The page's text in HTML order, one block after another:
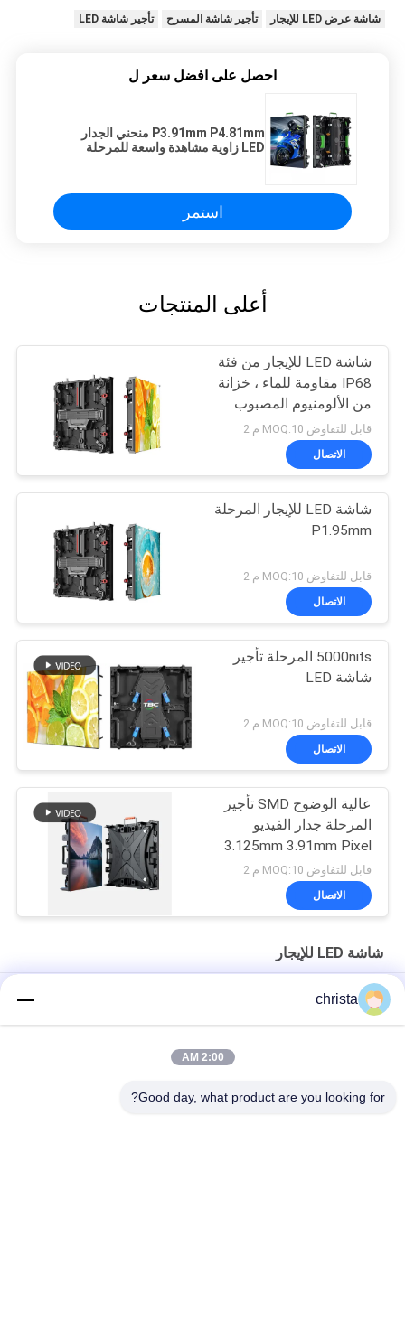
شاشة عرض LED للإيجار تأجير شاشة المسرح تأجير شاشة LED
احصل على افضل سعر ل
P3.91mm P4.81mm منحني الجدار
LED زاوية مشاهدة واسعة للمرحلة
استمر
أعلى المنتجات
شاشة LED للإيجار من فئة
IP68 مقاومة للماء ، خزانة
من الألومنيوم المصبوب
قابل للتفاوض MOQ:10 م 2
الاتصال
شاشة LED للإيجار المرحلة
P1.95mm
قابل للتفاوض MOQ:10 م 2
الاتصال
5000nits المرحلة تأجير
شاشة LED
قابل للتفاوض MOQ:10 م 2
الاتصال
عالية الوضوح SMD تأجير
المرحلة جدار الفيديو
3.125mm 3.91mm Pixel
Pitch
قابل للتفاوض MOQ:10 م 2
الاتصال
شاشة LED للإيجار
الطاقة القابل للإزالة
christa
2:00 AM
Good day, what product are you looking for?